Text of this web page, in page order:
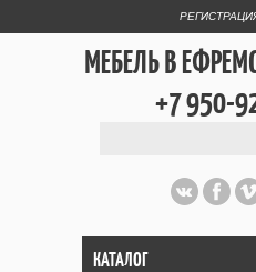
МЕБЕЛЬ В
+7 950-
КАТАЛОГ